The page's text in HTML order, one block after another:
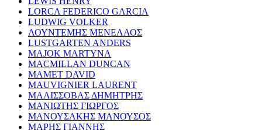
LORCA FEDERICO GARCIA
LUDWIG VOLKER
ΛΟΥΝΤΕΜΗΣ ΜΕΝΕΛΑΟΣ
LUSTGARTEN ANDERS
MAJOK MARTYNA
MACMILLAN DUNCAN
MAMET DAVID
MAUVIGNIER LAURENT
ΜΑΛΙΣΣΟΒΑΣ ΔΗΜΗΤΡΗΣ
ΜΑΝΙΩΤΗΣ ΓΙΩΡΓΟΣ
ΜΑΝΟΥΣΑΚΗΣ ΜΑΝΟΥΣΟΣ
ΜΑΡΗΣ ΓΙΑΝΝΗΣ